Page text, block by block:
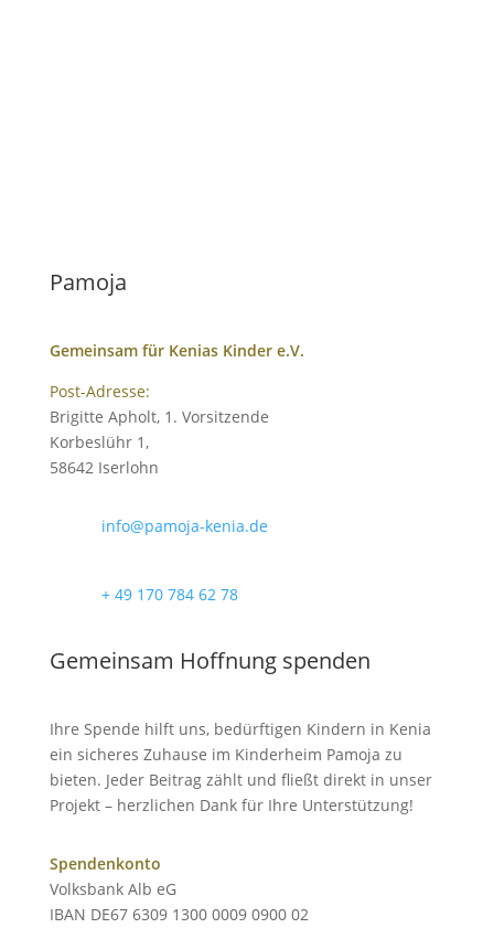
Pamoja
Gemeinsam für Kenias Kinder e.V.
Post-Adresse:
Brigitte Apholt, 1. Vorsitzende
Korbeslühr 1,
58642 Iserlohn
info@pamoja-kenia.de
+ 49 170 784 62 78
Gemeinsam Hoffnung spenden
Ihre Spende hilft uns, bedürftigen Kindern in Kenia
ein sicheres Zuhause im Kinderheim Pamoja zu
bieten. Jeder Beitrag zählt und fließt direkt in unser
Projekt – herzlichen Dank für Ihre Unterstützung!
Spendenkonto
Volksbank Alb eG
IBAN DE67 6309 1300 0009 0900 02